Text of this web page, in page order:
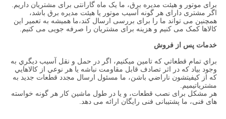
برای موتور و هیئت مدیره برق، ما یک ماه گارانتی برای مشتریان داریم.
اگر مشتری دارای هر گونه آسیب موتور یا هیئت مدیره برق باشد،
همچنین می تواند ما را برای بررسی ارسال کند،ما همیشه به تعمیر این
کالاها کمک می کنیم و هزینه برای مشتریان را صرفه جویی می کنیم.
خدمات پس از فروش
براي تمام قطعاتي که تامين ميکنيم، اگر در حمل و نقل آسيب ديگري به
وجود بياد که در اثر تصادف قابل مقاومت نباشه يا هر نوعي از کالاهايي
که از کیفیتشون ناراضي باشن، ما مسئول ارسال مجدد قطعات جديد به
مشترياتيميم.
هر مشکل برای نصب قطعات، و یا در طول ماشین کار هر گونه خواسته
های فنی، ما پشتیبانی فنی رایگان ارائه می دهد.